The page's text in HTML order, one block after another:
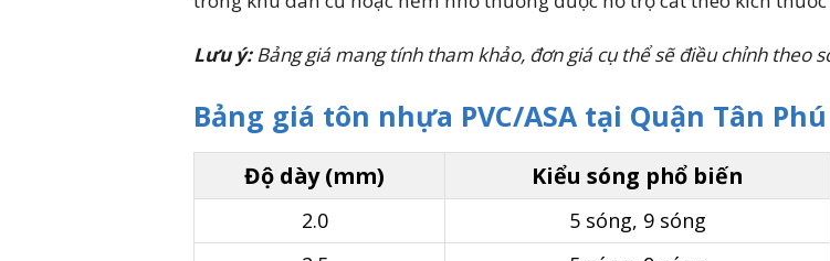
Lưu ý:Bảng giá mang tính tham khảo, đơn giá cụ thể sẽ điều chỉnh theo
Bảng giá tôn nhựa PVC/ASA tại Quận Tân Phú
Độ dày (mm) Kiểu sóng phổ biến
2.0 5 sóng, 9 sóng